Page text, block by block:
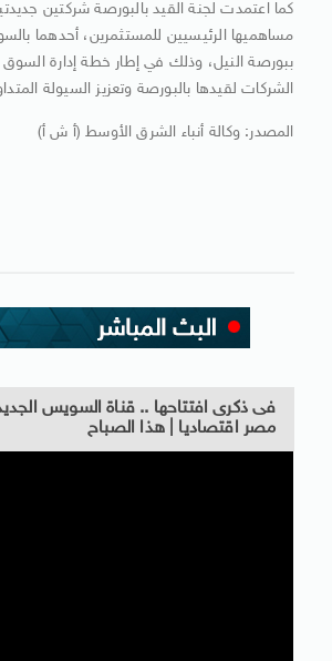
كما اعتمدت لجنة القيد بالبورصة شركتين
مساهميها الرئيسيين للمستثمرين، أحدهما
ببورصة النيل، وذلك في إطار خطة إدارة
الشركات لقيدها بالبورصة وتعزيز السيولة
المصدر: وكالة أنباء الشرق الأوسط (أ ش أ)
فى ذكرى افتتاحها .. قناة السويس
مصر اقتصاديا | هذا الصباح